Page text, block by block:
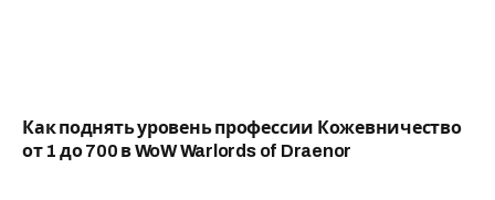
Как поднять уровень профессии Кожевничество
от 1 до 700 в WoW Warlords of Draenor